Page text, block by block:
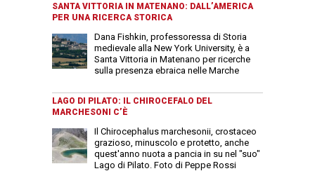
SANTA VITTORIA IN MATENANO: DALL’AMERICA
PER UNA RICERCA STORICA
Dana Fishkin, professoressa di Storia
medievale alla New York University, è a
Santa Vittoria in Matenano per ricerche
sulla presenza ebraica nelle Marche
LAGO DI PILATO: IL CHIROCEFALO DEL
MARCHESONI C’È
Il Chirocephalus marchesonii, crostaceo
grazioso, minuscolo e protetto, anche
quest'anno nuota a pancia in su nel "suo"
Lago di Pilato. Foto di Peppe Rossi